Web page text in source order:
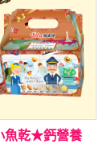
魚乾★鈣營養